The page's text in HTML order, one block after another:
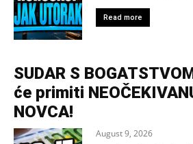
Read more
SUDAR S
će primiti
NOVCA!
August 9, 2026